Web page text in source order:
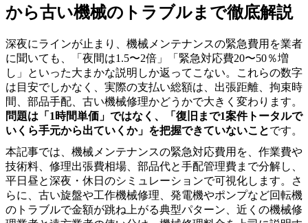
から古い機械のトラブルまで徹底解説
深夜にラインが止まり、機械メンテナンスの緊急費用を業者
に聞いても、「夜間は1.5〜2倍」「緊急対応費20〜50％増
し」といった大まかな説明しか返ってこない。これらの数字
は目安でしかなく、実際の支払い総額は、出張距離、拘束時
間、部品手配、古い機械修理かどうかで大きく変わります。
問題は「1時間単価」ではなく、「復旧まで1案件トータルで
いくら手元から出ていくか」を把握できていないことです。
本記事では、機械メンテナンスの緊急対応費用を、作業費や
技術料、修理出張費相場、部品代と手配管理費まで分解し、
平日昼と深夜・休日のシミュレーションで可視化します。さ
らに、古い旋盤や工作機械修理、発電機やポンプなど回転機
のトラブルで金額が跳ね上がる典型パターン、近くの機械修